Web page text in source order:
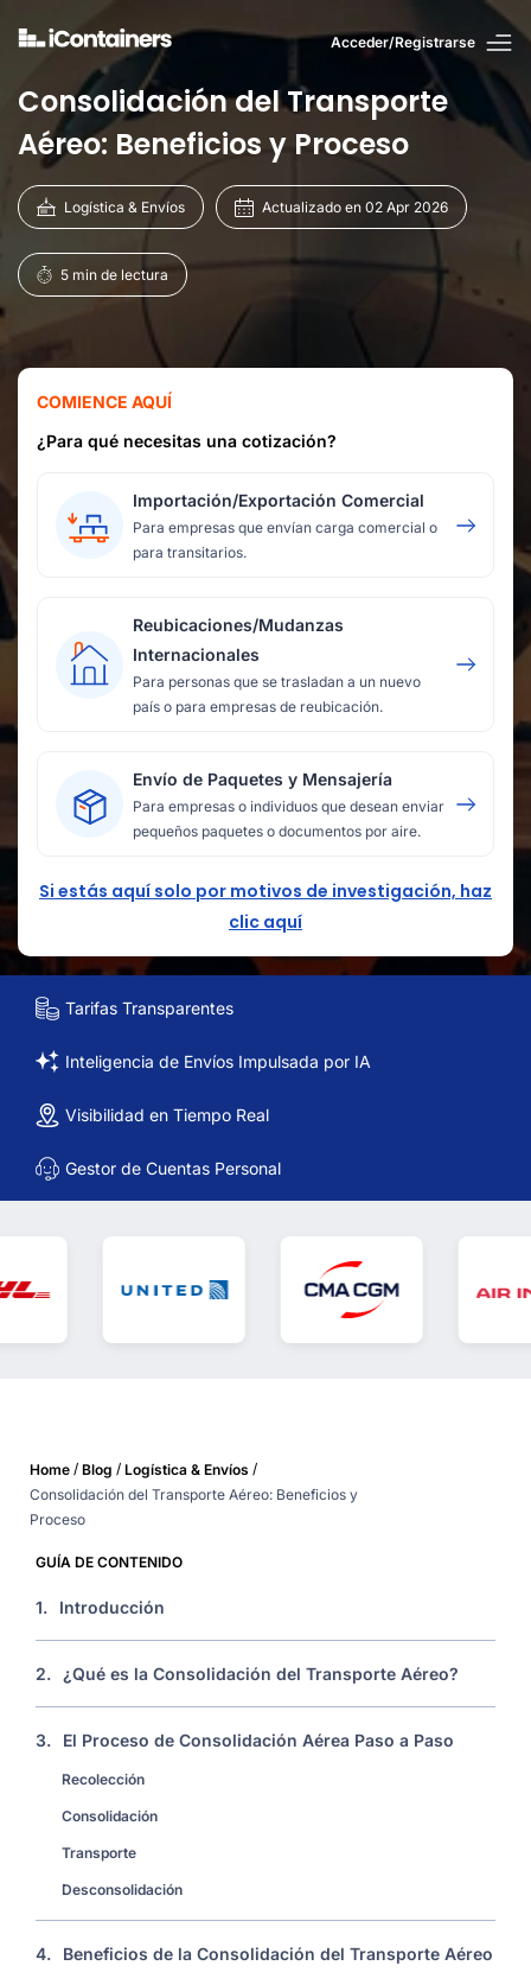
Acceder/Registrarse
Consolidación del Transporte
Aéreo: Beneficios y Proceso
Logística & Envíos Actualizado en 02 Apr 2026
5 min de lectura
COMIENCE AQUÍ
¿Para qué necesitas una cotización?
Importación/Exportación Comercial
Para empresas que envían carga comercial o
para transitarios.
Reubicaciones/Mudanzas
Internacionales
Para personas que se trasladan a un nuevo
país o para empresas de reubicación.
Envío de Paquetes y Mensajería
Para empresas o individuos que desean enviar
pequeños paquetes o documentos por aire.
Si estás aquí solo por motivos de investigación, haz
clic aquí
Tarifas Transparentes
Inteligencia de Envíos Impulsada por IA
Visibilidad en Tiempo Real
Gestor de Cuentas Personal
Home / Blog / Logística & Envíos /
Consolidación del Transporte Aéreo: Beneficios y
Proceso
GUÍA DE CONTENIDO
1. Introducción
2. ¿Qué es la Consolidación del Transporte Aéreo?
3. El Proceso de Consolidación Aérea Paso a Paso
Recolección
Consolidación
Transporte
Desconsolidación
4.
Beneficios de la Consolidación del Transporte Aéreo